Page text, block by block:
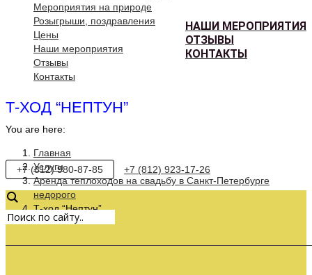
НАШИ МЕРОПРИЯТИЯ
ОТЗЫВЫ
КОНТАКТЫ
Мероприятия на природе
Розыгрыши, поздравления
Цены
Наши мероприятия
Отзывы
Контакты
Т-ХОД “НЕПТУН”
You are here:
Главная
Услуги
Аренда теплоходов на свадьбу в Санкт-Петербурге
недорого
Т-ход “Нептун”
+7 (812) 980-87-85 +7 (812) 923-17-26